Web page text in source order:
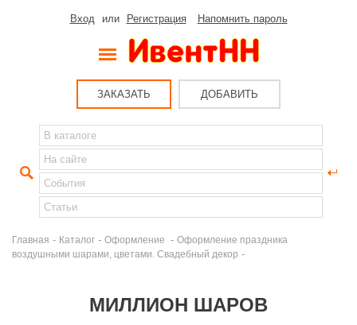
Вход или Регистрация Напомнить пароль
ЗАКАЗАТЬ ДОБАВИТЬ
Главная - Каталог - Оформление - Оформление праздника
воздушными шарами, цветами. Свадебный декор -
МИЛЛИОН ШАРОВ